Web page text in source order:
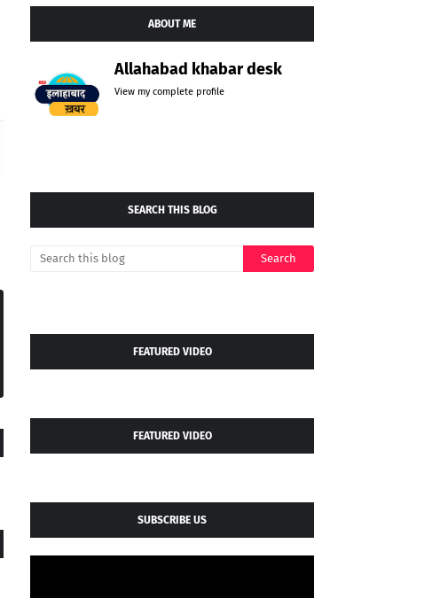
ABOUT ME
Allahabad khabar desk
View my complete profile
SEARCH THIS BLOG
FEATURED VIDEO
FEATURED VIDEO
SUBSCRIBE US